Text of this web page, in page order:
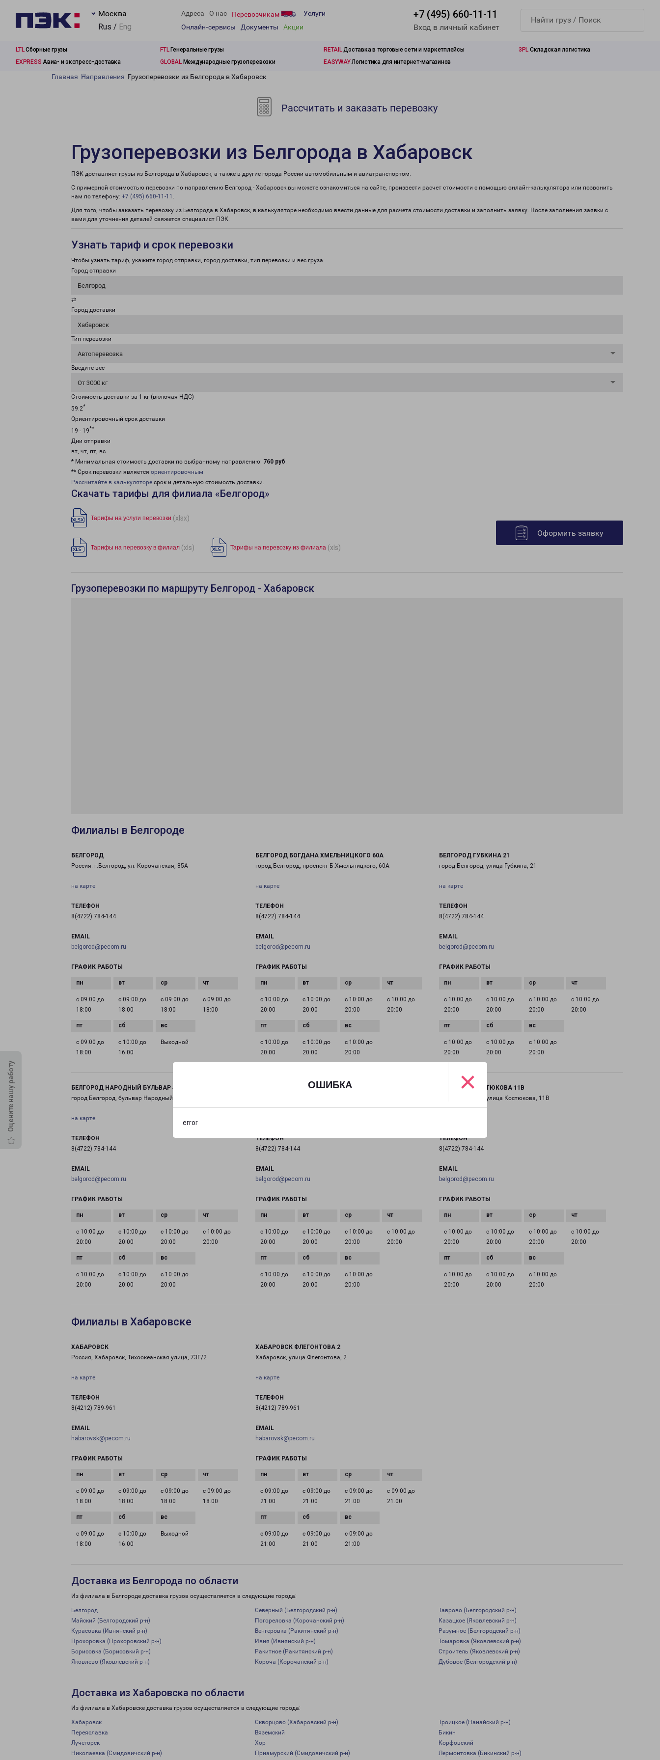
ОШИБКА
error
×
Москва
Rus / Eng
Адреса О нас Перевозчикам
Услуги
Онлайн-сервисы
Документы Акции
+7 (495) 660-11-11
Вход в личный кабинет
LTLСборные грузы FTLГенеральные грузы RETAILДоставка в торговые сети и маркетплейсы 3PL Складская логистика
EXPRESS Авиа- и экспресс-доставка GLOBALМеждународные грузоперевозки EASYWAYЛогистика для интернет-магазинов
Оцените нашу работу
Главная Направления Грузоперевозки из Белгорода в Хабаровск
Рассчитать и заказать перевозку
Грузоперевозки из Белгорода в Хабаровск
ПЭК доставляет грузы из Белгорода в Хабаровск, а также в другие города России автомобильным и авиатранспортом.
С примерной стоимостью перевозки по направлению Белгород - Хабаровск вы можете ознакомиться на сайте, произвести расчет стоимости с помощью онлайн-калькулятора или позвонить
нам по телефону: +7 (495) 660-11-11 .
Для того, чтобы заказать перевозку из Белгорода в Хабаровск, в калькуляторе необходимо ввести данные для расчета стоимости доставки и заполнить заявку. После заполнения заявки с
вами для уточнения деталей свяжется специалист ПЭК.
Узнать тариф и срок перевозки
Чтобы узнать тариф, укажите город отправки, город доставки, тип перевозки и вес груза.
Город отправки
Белгород
⇄
Город доставки
Хабаровск
Тип перевозки
Автоперевозка
Введите вес
От 3000 кг
Стоимость доставки за 1 кг (включая НДС)
59.2*
Ориентировочный срок доставки
19 - 19**
Дни отправки
вт, чт, пт, вс
* Минимальная стоимость доставки по выбранному направлению: 760 руб.
** Срок перевозки является ориентировочным
Рассчитайте в калькуляторе срок и детальную стоимость доставки.
Скачать тарифы для филиала «Белгород»
Тарифы на услуги перевозки (xlsx)
Тарифы на перевозку в филиал (xls) Тарифы на перевозку из филиала (xls)
Оформить заявку
Грузоперевозки по маршруту Белгород - Хабаровск
Филиалы в Белгороде
БЕЛГОРОД
Россия. г.Белгород, ул. Корочанская, 85А
на карте
ТЕЛЕФОН
8(4722) 784-144
EMAIL
belgorod@pecom.ru
ГРАФИК РАБОТЫ
с 09:00 до
18:00
с 09:00 до
18:00
с 09:00 до
18:00
с 09:00 до
18:00
с 09:00 до
18:00
с 10:00 до
16:00
Выходной
БЕЛГОРОД БОГДАНА ХМЕЛЬНИЦКОГО 60А
город Белгород, проспект Б.Хмельницкого, 60А
на карте
ТЕЛЕФОН
8(4722) 784-144
EMAIL
belgorod@pecom.ru
ГРАФИК РАБОТЫ
с 10:00 до
20:00
с 10:00 до
20:00
с 10:00 до
20:00
с 10:00 до
20:00
с 10:00 до
20:00
с 10:00 до
20:00
с 10:00 до
20:00
БЕЛГОРОД ГУБКИНА 21
город Белгород, улица Губкина, 21
на карте
ТЕЛЕФОН
8(4722) 784-144
EMAIL
belgorod@pecom.ru
ГРАФИК РАБОТЫ
с 10:00 до
20:00
с 10:00 до
20:00
с 10:00 до
20:00
с 10:00 до
20:00
с 10:00 до
20:00
с 10:00 до
20:00
с 10:00 до
20:00
БЕЛГОРОД НАРОДНЫЙ БУЛЬВАР 43
город Белгород, бульвар Народный, 43
на карте
ТЕЛЕФОН
8(4722) 784-144
EMAIL
belgorod@pecom.ru
ГРАФИК РАБОТЫ
с 10:00 до
20:00
с 10:00 до
20:00
с 10:00 до
20:00
с 10:00 до
20:00
с 10:00 до
20:00
с 10:00 до
20:00
с 10:00 до
20:00
БЕЛГОРОД 5 АВГУСТА 31
ТЕЛЕФОН
8(4722) 784-144
EMAIL
belgorod@pecom.ru
ГРАФИК РАБОТЫ
с 10:00 до
20:00
с 10:00 до
20:00
с 10:00 до
20:00
с 10:00 до
20:00
с 10:00 до
20:00
с 10:00 до
20:00
с 10:00 до
20:00
БЕЛГОРОД КОСТЮКОВА 11В
город Белгород, улица Костюкова, 11В
ТЕЛЕФОН
8(4722) 784-144
EMAIL
belgorod@pecom.ru
ГРАФИК РАБОТЫ
с 10:00 до
20:00
с 10:00 до
20:00
с 10:00 до
20:00
с 10:00 до
20:00
с 10:00 до
20:00
с 10:00 до
20:00
с 10:00 до
20:00
Филиалы в Хабаровске
ХАБАРОВСК
Россия, Хабаровск, Тихоокеанская улица, 73Г/2
на карте
ТЕЛЕФОН
8(4212) 789-961
EMAIL
habarovsk@pecom.ru
ГРАФИК РАБОТЫ
с 09:00 до
18:00
с 09:00 до
18:00
с 09:00 до
18:00
с 09:00 до
18:00
с 09:00 до
18:00
с 10:00 до
16:00
Выходной
ХАБАРОВСК ФЛЕГОНТОВА 2
Хабаровск, улица Флегонтова, 2
на карте
ТЕЛЕФОН
8(4212) 789-961
EMAIL
habarovsk@pecom.ru
ГРАФИК РАБОТЫ
с 09:00 до
21:00
с 09:00 до
21:00
с 09:00 до
21:00
с 09:00 до
21:00
с 09:00 до
21:00
с 09:00 до
21:00
с 09:00 до
21:00
Доставка из Белгорода по области
Из филиала в Белгороде доставка грузов осуществляется в следующие города:
Белгород Северный (Белгородский р-н)
Таврово (Белгородский р-н)
Майский (Белгородский р-н)
Погореловка (Корочанский р-н)
Казацкое (Яковлевский р-н)
Курасовка (Ивнянский р-н)
Венгеровка (Ракитянский р-н)
Разумное (Белгородский р-н)
Прохоровка (Прохоровский р-н)
Ивня (Ивнянский р-н)
Томаровка (Яковлевский р-н)
Борисовка (Борисовкий р-н)
Ракитное (Ракитянский р-н)
Строитель (Яковлевский р-н)
Яковлево (Яковлевский р-н)
Короча (Корочанский р-н) Дубовое (Белгородский р-н)
Доставка из Хабаровска по области
Из филиала в Хабаровске доставка грузов осуществляется в следующие города:
Хабаровск Скворцово (Хабаровский р-н)
Троицкое (Нанайский р-н)
Переяславка
Вяземский
Бикин
Лучегорск
Хор
Корфовский
Николаевка (Смидовичский р-н)
Приамурский (Смидовичский р-н) Лермонтовка (Бикинский р-н)